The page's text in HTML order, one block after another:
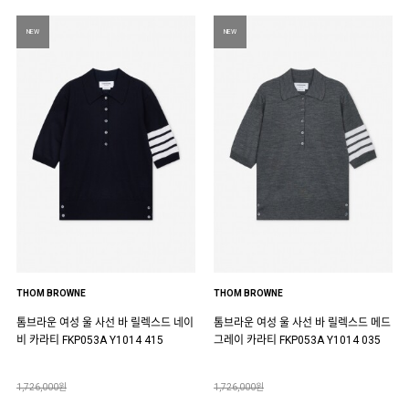
NEW
THOM BROWNE
톰브라운 여성 울 사선 바 릴렉스드 네이
비 카라티 FKP053A Y1014 415
1,726,000원
NEW
THOM BROWNE
톰브라운 여성 울 사선 바 릴렉스드 메드
그레이 카라티 FKP053A Y1014 035
1,726,000원